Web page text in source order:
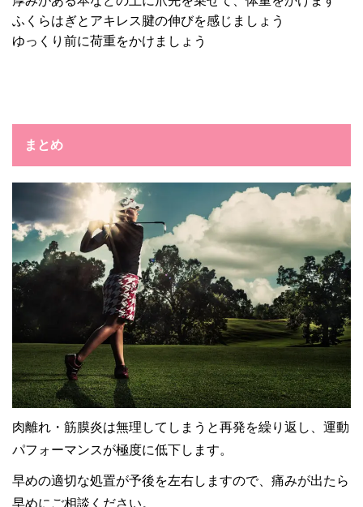
ふくらはぎとアキレス腱の伸びを感じましょう
ゆっくり前に荷重をかけましょう
まとめ
肉離れ・筋膜炎は無理してしまうと再発を繰り返し、運動
パフォーマンスが極度に低下します。
早めの適切な処置が予後を左右しますので、痛みが出たら
早めにご相談ください。